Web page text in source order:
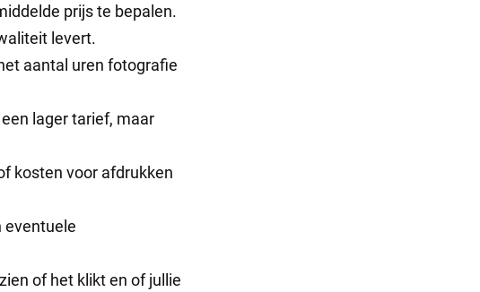
prijs te bepalen.
levert.
aantal uren fotografie
lager tarief, maar
kosten voor afdrukken
eventuele
of het klikt en of jullie